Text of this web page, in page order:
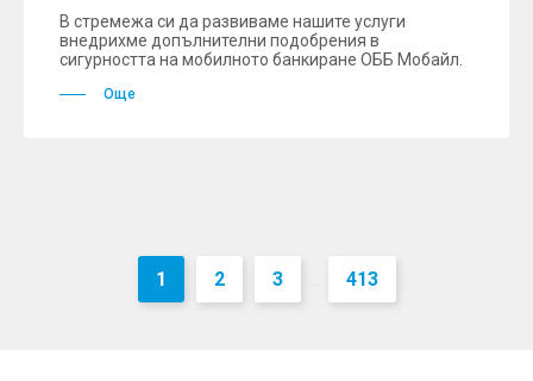
В стремежа си да развиваме нашите услуги
внедрихме допълнителни подобрения в
сигурността на мобилното банкиране ОББ Мобайл.
Още
1 2 3 ... 413